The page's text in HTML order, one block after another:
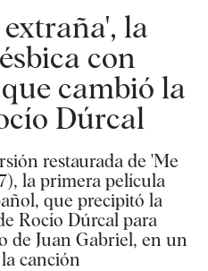
la
con
cambió la
Dúrcal
restaurada de 'Me
la primera película
que precipitó la
Rocío Dúrcal para
de Juan Gabriel, en un
canción